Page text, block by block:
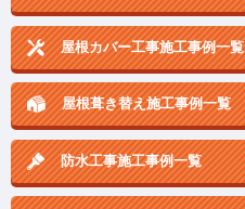
屋根カバー工事施工事例一覧
屋根葺き替え施工事例一覧
防水工事施工事例一覧